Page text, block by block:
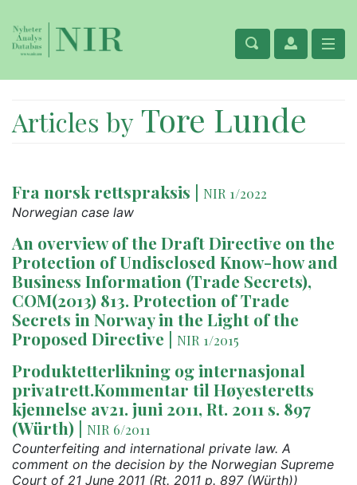
Articles by Tore Lunde
Fra norsk rettspraksis | NIR 1/2022
Norwegian case law
An overview of the Draft Directive on the
Protection of Undisclosed Know-how and
Business Information (Trade Secrets),
COM(2013) 813. Protection of Trade
Secrets in Norway in the Light of the
Proposed Directive | NIR 1/2015
Produktetterlikning og internasjonal
privatrett.Kommentar til Høyesteretts
kjennelse av21. juni 2011, Rt. 2011 s. 897
(Würth) | NIR 6/2011
Counterfeiting and international private law. A
comment on the decision by the Norwegian Supreme
Court of 21 June 2011 (Rt. 2011 p. 897 (Würth))